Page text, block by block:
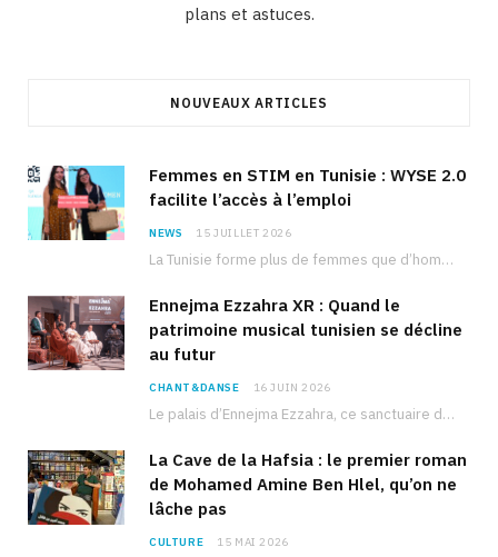
plans et astuces.
NOUVEAUX ARTICLES
Femmes en STIM en Tunisie : WYSE 2.0
facilite l’accès à l’emploi
NEWS 15 JUILLET 2026
La Tunisie forme plus de femmes que d’hommes dans les filières scientifiques. Pourtant, pour beaucoup…
Ennejma Ezzahra XR : Quand le
patrimoine musical tunisien se décline
au futur
CHANT&DANSE 16 JUIN 2026
Le palais d’Ennejma Ezzahra, ce sanctuaire de la musique tunisienne et méditerranéenne construit par le…
La Cave de la Hafsia : le premier roman
de Mohamed Amine Ben Hlel, qu’on ne
lâche pas
CULTURE 15 MAI 2026